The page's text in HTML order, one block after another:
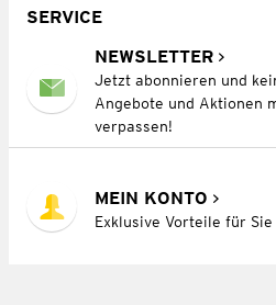
SERVICE
NEWSLETTER
Jetzt abonnieren und
Angebote und Aktionen
verpassen!
MEIN KONTO
Exklusive Vorteile für Sie